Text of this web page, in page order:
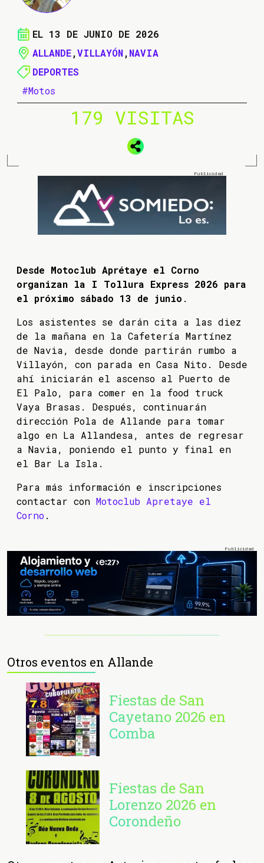
EL 13 DE JUNIO DE 2026
ALLANDE,VILLAYÓN,NAVIA
DEPORTES
#Motos
179 VISITAS
Desde Motoclub Aprétaye el Corno
organizan la I Tollura Express 2026 para
el próximo sábado 13 de junio .
Los asistentes se darán cita a las diez
de la mañana en la Cafetería Martínez
de Navia, desde donde partirán rumbo a
Villayón, con parada en Casa Nito. Desde
ahí iniciarán el ascenso al Puerto de
El Palo, para comer en la food truck
Vaya Brasas. Después, continuarán
dirección Pola de Allande para tomar
algo en La Allandesa, antes de regresar
a Navia, poniendo el punto y final en
el Bar La Isla.
Para más información e inscripciones
contactar con Motoclub Apretaye el
Corno.
Otros eventos en Allande
Fiestas de San
Cayetano 2026 en
Comba
Fiestas de San
Lorenzo 2026 en
Corondeño